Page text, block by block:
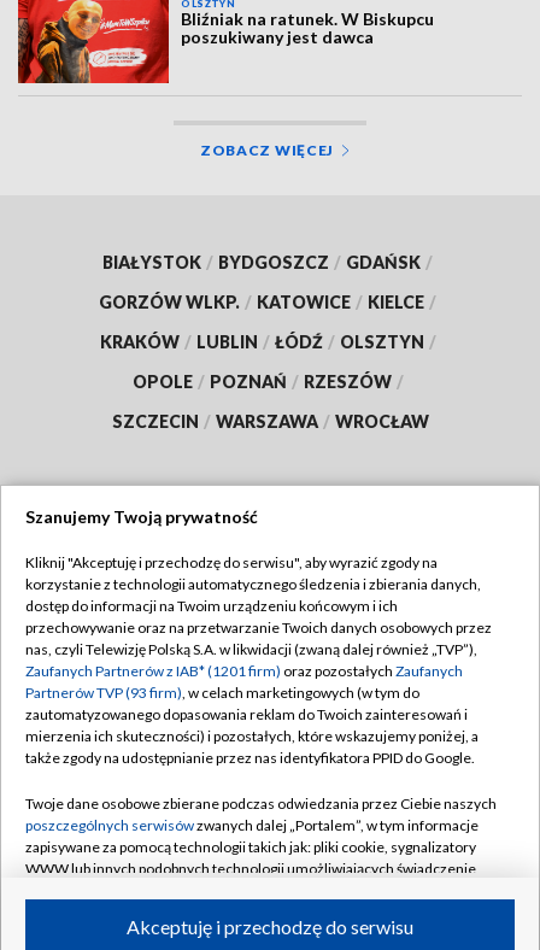
OLSZTYN
Bliźniak na ratunek. W Biskupcu
poszukiwany jest dawca
ZOBACZ WIĘCEJ
BIAŁYSTOK / BYDGOSZCZ / GDAŃSK /
GORZÓW WLKP. / KATOWICE / KIELCE /
KRAKÓW / LUBLIN / ŁÓDŹ / OLSZTYN /
OPOLE / POZNAŃ / RZESZÓW /
SZCZECIN / WARSZAWA / WROCŁAW
TVP
Abonament TVP
Emisja w TVP
Centrum informacji TVP
Naziemna Telewizja Cyfrowa
Rada Programowa
System NOS
Informacje o nadawcy
Program dla prasy
Regulamin TVP
Polityka prywatności
Moje zgody
Pomoc
Kontakt
Kanały
Szanujemy Twoją prywatność
Kliknij "Akceptuję i przechodzę do serwisu", aby wyrazić zgody na
korzystanie z technologii automatycznego śledzenia i zbierania danych,
dostęp do informacji na Twoim urządzeniu końcowym i ich
przechowywanie oraz na przetwarzanie Twoich danych osobowych przez
nas, czyli Telewizję Polską S.A. w likwidacji (zwaną dalej również „TVP”),
Zaufanych Partnerów z IAB* (1201 firm) oraz pozostałych Zaufanych
Partnerów TVP (93 firm), w celach marketingowych (w tym do
zautomatyzowanego dopasowania reklam do Twoich zainteresowań i
mierzenia ich skuteczności) i pozostałych, które wskazujemy poniżej, a
także zgody na udostępnianie przez nas identyfikatora PPID do Google.
Twoje dane osobowe zbierane podczas odwiedzania przez Ciebie naszych
poszczególnych serwisówzwanych dalej „Portalem”, w tym informacje
zapisywane za pomocą technologii takich jak: pliki cookie, sygnalizatory
WWW lub innych podobnych technologii umożliwiających świadczenie
ruchu w Internecie.Akceptuję i przechodzę do serwisu